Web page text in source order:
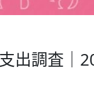
出調査｜